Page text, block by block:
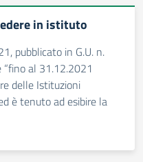
in istituto
pubblicato in G.U. n.
al 31.12.2021
delle Istituzioni
è tenuto ad esibire la